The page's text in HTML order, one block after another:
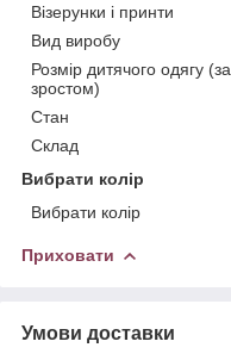
Візерунки і принти
Вид виробу
Розмір дитячого одягу (за
зростом)
Стан
Склад
Вибрати колір
Вибрати колір
Приховати
Умови доставки